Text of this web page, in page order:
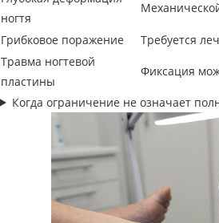
ногтя
Грибковое поражение
Требуется
Травма ногтевой
пластины
Фиксация
Когда ограничение не означает